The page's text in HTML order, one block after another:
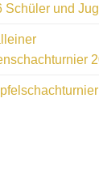
Schüler und